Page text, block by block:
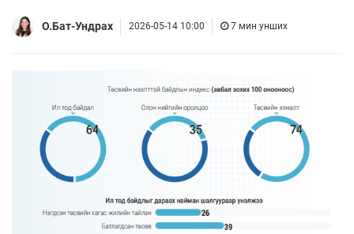
О.Бат-Ундрах 2026-05-14 10:00 7 мин унших